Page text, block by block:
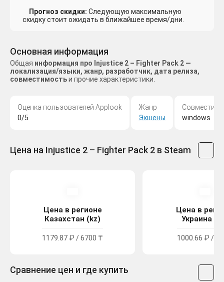
Прогноз скидки: Следующую максимальную
скидку стоит ожидать в ближайшее время/дни.
Основная информация
Общая информация про Injustice 2 – Fighter Pack 2 —
локализация/языки, жанр, разработчик, дата релиза,
совместимостьи прочие характеристики.
Оценка пользователей Applook
0/5
Жанр
Экшены
windows
Цена на Injustice 2 – Fighter Pack 2 в Steam
Цена в регионе
Казахстан (kz)
1179.87 ₽ / 6700 ₸
Цена в
Украина
1000.66 ₽ /
Сравнение цен и где купить